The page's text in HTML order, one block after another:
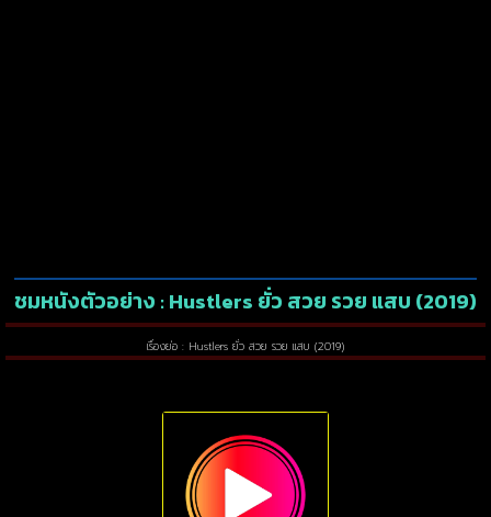
ชมหนังตัวอย่าง : Hustlers ยั่ว สวย รวย แสบ (2019)
เรื่องย่อ : Hustlers ยั่ว สวย รวย แสบ (2019)